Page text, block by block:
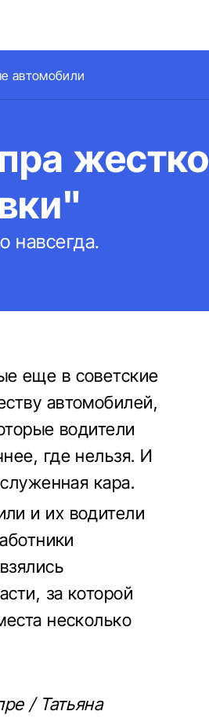
автомобили
жестко
навсегда.
еще в советские
автомобилей,
водители
где нельзя. И
кара.
и их водители
за которой
несколько
/ Татьяна